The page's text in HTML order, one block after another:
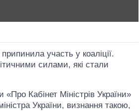
участь у коаліції.
силами, які стали
Кабінет Міністрів України»
України, визнання такою,